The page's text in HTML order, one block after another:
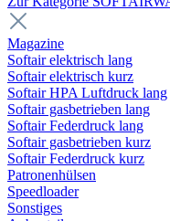
Magazine
Softair elektrisch lang
Softair elektrisch kurz
Softair HPA Luftdruck lang
Softair gasbetrieben lang
Softair Federdruck lang
Softair gasbetrieben kurz
Softair Federdruck kurz
Patronenhülsen
Speedloader
Sonstiges